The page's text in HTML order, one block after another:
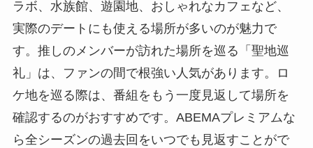
ラボ、水族館、遊園地、おしゃれなカフェなど、
実際のデートにも使える場所が多いのが魅力で
す。推しのメンバーが訪れた場所を巡る「聖地巡
礼」は、ファンの間で根強い人気があります。ロ
ケ地を巡る際は、番組をもう一度見返して場所を
確認するのがおすすめです。ABEMAプレミアムな
ら全シーズンの過去回をいつでも見返すことがで